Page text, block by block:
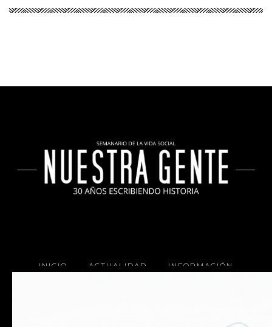
INICIO ACTUALIDAD INFORMACIÓN